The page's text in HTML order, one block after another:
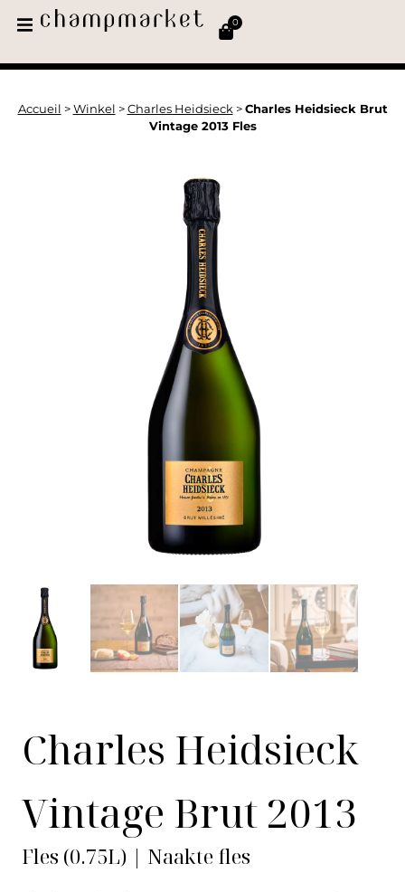
0
Accueil > Winkel > Charles Heidsieck > Charles Heidsieck Brut
Vintage 2013 Fles
Charles Heidsieck
Vintage Brut 2013
Fles (0.75L) | Naakte fles